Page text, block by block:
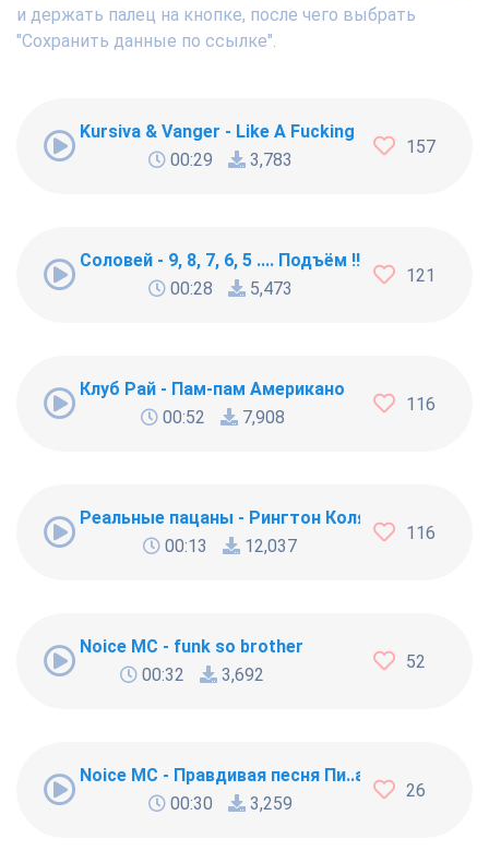
и держать палец на кнопке, после чего выбрать
"Сохранить данные по ссылке".
Kursiva & Vanger - Like A Fucking Newbie
00:29
3,783
157
Соловей - 9, 8, 7, 6, 5 .... Подъём !!!
00:28
5,473
121
Клуб Рай - Пам-пам Американо
00:52
7,908
116
Реальные пацаны - Рингтон Коляна
00:13
12,037
116
Noice MC - funk so brother
00:32
3,692
52
Noice MC - Правдивая песня Пи..абола
00:30
3,259
26